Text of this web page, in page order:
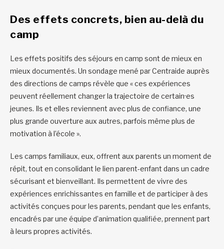
Des effets concrets, bien au-delà du
camp
Les effets positifs des séjours en camp sont de mieux en
mieux documentés. Un sondage mené par Centraide auprès
des directions de camps révèle que « ces expériences
peuvent réellement changer la trajectoire de certain·es
jeunes. Ils et elles reviennent avec plus de confiance, une
plus grande ouverture aux autres, parfois même plus de
motivation à l’école ».
Les camps familiaux, eux, offrent aux parents un moment de
répit, tout en consolidant le lien parent-enfant dans un cadre
sécurisant et bienveillant. Ils permettent de vivre des
expériences enrichissantes en famille et de participer à des
activités conçues pour les parents, pendant que les enfants,
encadrés par une équipe d’animation qualifiée, prennent part
à leurs propres activités.